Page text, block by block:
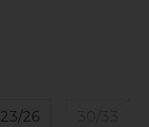
23/26